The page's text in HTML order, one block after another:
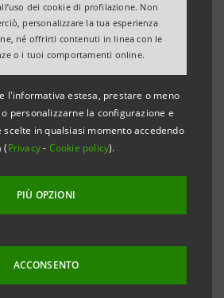
dei cookie di profilazione. Non
personalizzare la tua esperienza
né offrirti contenuti in linea con le
o i tuoi comportamenti online.
l'informativa estesa, prestare o meno
personalizzarne la configurazione e
in qualsiasi momento accedendo
(Privacy- Cookie policy).
PIÙ OPZIONI
ACCONSENTO
Vianello si specializzerà in
di tutte le Ulss del Veneziano
2007. La filiale di Chioggia
di Venezia, dopo aver